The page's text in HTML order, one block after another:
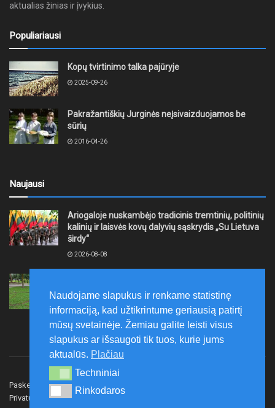
aktualias žinias ir įvykius.
Populiariausi
Kopų tvirtinimo talka pajūryje
2025-09-26
Pakražantiškių Jurginės neįsivaizduojamos be
sūrių
2016-04-26
Naujausi
Ariogaloje nuskambėjo tradicinis tremtinių, politinių
kalinių ir laisvės kovų dalyvių sąskrydis „Su Lietuva
širdy“
2026-08-08
laikytis Kelių eismo taisyklių, tausoti aplinką
2026-08-08
Paskelbk naujieną Rašyti redakcijai
Privatumo politika
Naudojame slapukus ir renkame statistinę
informaciją, kad užtikrintume geriausią patirtį
mūsų svetainėje. Žemiau galite leisti visus
slapukus ar išsaugoti tik tuos, kurie jums
aktualūs. Plačiau
Techniniai
Techniniai
Rinkodaros
Rinkodaros